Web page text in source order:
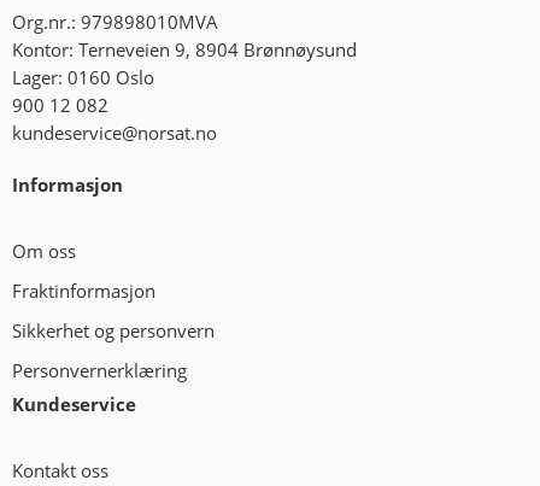
Org.nr.: 979898010MVA
Kontor: Terneveien 9, 8904 Brønnøysund
Lager: 0160 Oslo
900 12 082
kundeservice@norsat.no
Informasjon
Om oss
Fraktinformasjon
Sikkerhet og personvern
Personvernerklæring
Kundeservice
Kontakt oss